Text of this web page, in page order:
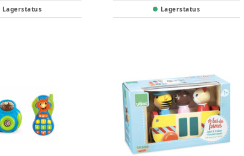
Lagerstatus Lagerstatus